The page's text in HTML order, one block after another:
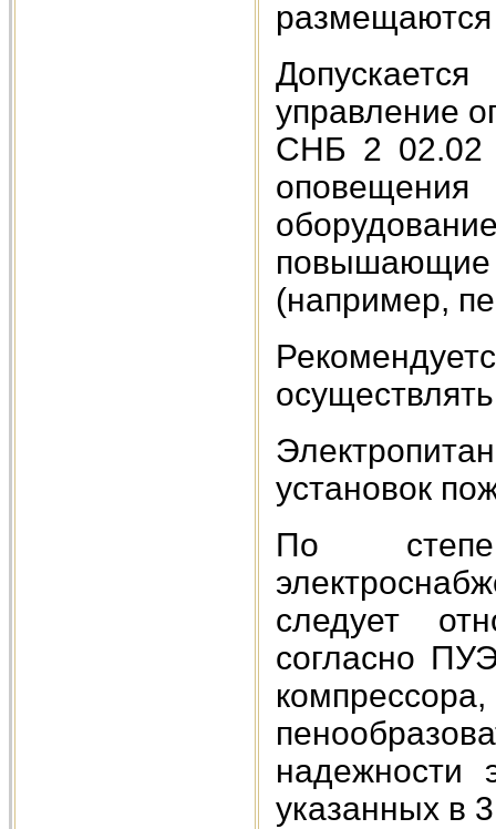
размещаются
управление
СНБ 2 02.02
повышающие
(например,
установок
По
следует
согласно
надежности
указанных в